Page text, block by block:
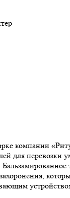
компании
для перевозки